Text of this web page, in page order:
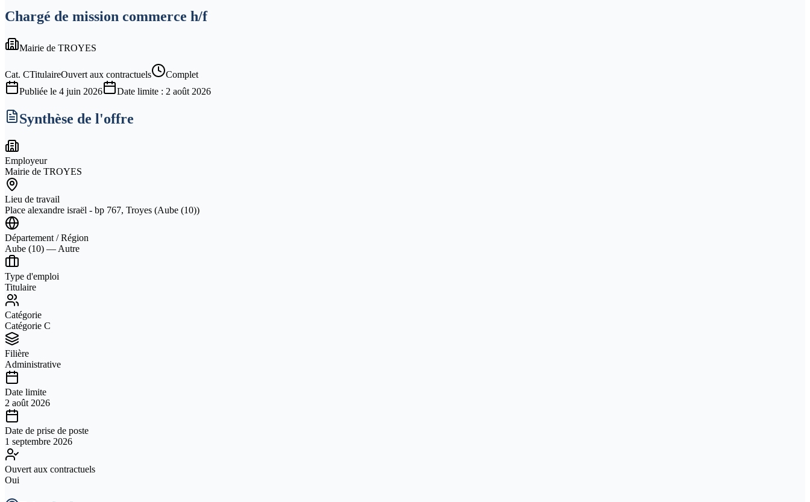
Chargé de mission commerce h/f
Mairie de TROYES
Cat. CTitulaireOuvert aux contractuels
Complet
Publiée le 4 juin 2026 Date limite : 2 août 2026
Synthèse de l'offre
Employeur
Mairie de TROYES
Lieu de travail
Place alexandre israël - bp 767, Troyes (Aube (10))
Département / Région
Aube (10) — Autre
Type d'emploi
Titulaire
Catégorie
Catégorie C
Filière
Administrative
Date limite
2 août 2026
Date de prise de poste
1 septembre 2026
Ouvert aux contractuels
Oui